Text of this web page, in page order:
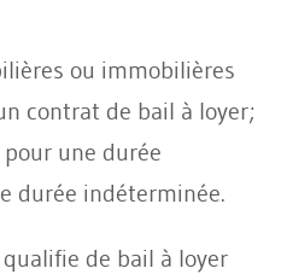
ou immobilières
contrat de bail à loyer;
une durée
durée indéterminée.
de bail à loyer